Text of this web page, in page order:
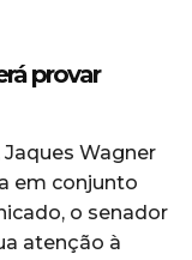
provar
Wagner
em conjunto
o senador
atenção à